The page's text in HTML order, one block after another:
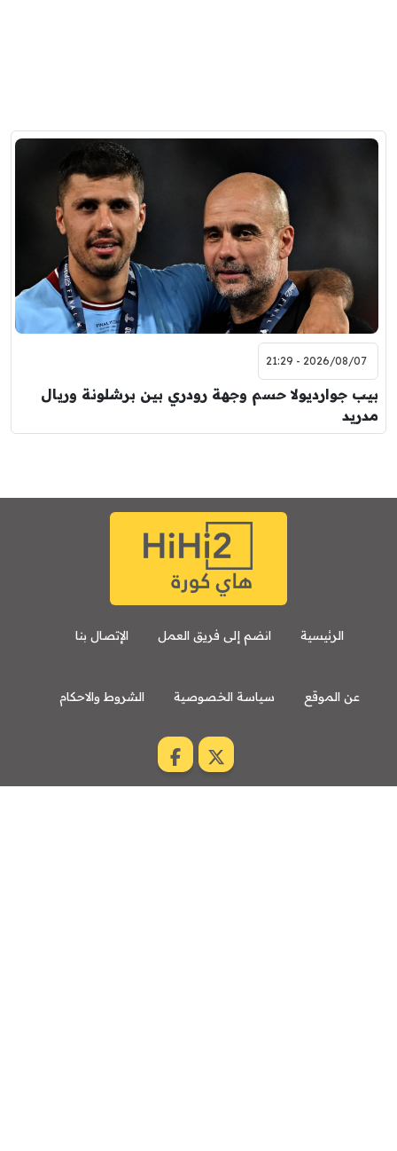
2026/08/07 - 21:29
بيب جوارديولا حسم وجهة رودري بين برشلونة وريال
مدريد
الرئيسية انضم إلى فريق العمل الإتصال بنا
عن الموقع سياسة الخصوصية الشروط والاحكام